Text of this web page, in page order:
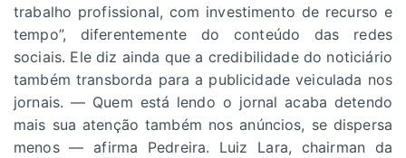
trabalho profissional, com investimento de recurso e
tempo”, diferentemente do conteúdo das redes
sociais. Ele diz ainda que a credibilidade do noticiário
também transborda para a publicidade veiculada nos
jornais. — Quem está lendo o jornal acaba detendo
mais sua atenção também nos anúncios, se dispersa
menos — afirma Pedreira. Luiz Lara, chairman da